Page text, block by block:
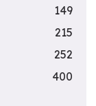
149
215
252
400